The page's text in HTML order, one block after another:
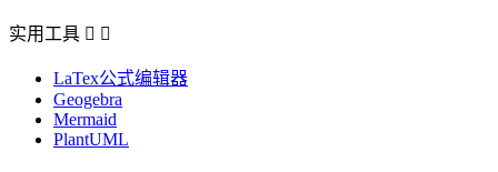
实用工具  
LaTex公式编辑器
Geogebra
Mermaid
PlantUML